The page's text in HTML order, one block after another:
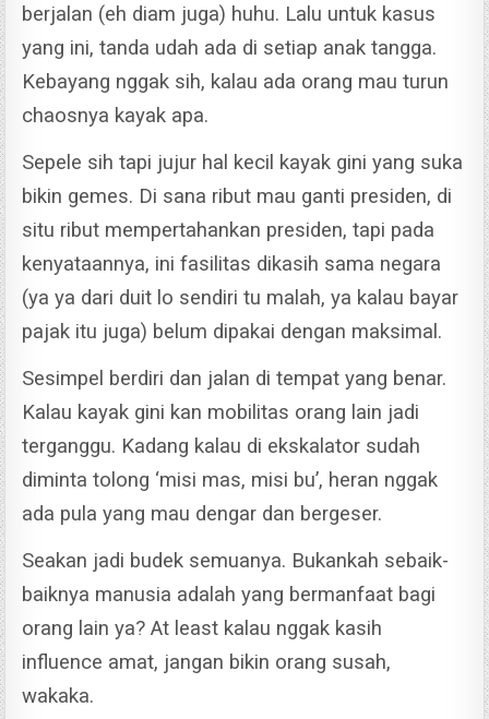
berjalan (eh diam juga) huhu. Lalu untuk kasus
yang ini, tanda udah ada di setiap anak tangga.
Kebayang nggak sih, kalau ada orang mau turun
chaosnya kayak apa.
Sepele sih tapi jujur hal kecil kayak gini yang suka
bikin gemes. Di sana ribut mau ganti presiden, di
situ ribut mempertahankan presiden, tapi pada
kenyataannya, ini fasilitas dikasih sama negara
(ya ya dari duit lo sendiri tu malah, ya kalau bayar
pajak itu juga) belum dipakai dengan maksimal.
Sesimpel berdiri dan jalan di tempat yang benar.
Kalau kayak gini kan mobilitas orang lain jadi
terganggu. Kadang kalau di ekskalator sudah
diminta tolong ‘misi mas, misi bu’, heran nggak
ada pula yang mau dengar dan bergeser.
Seakan jadi budek semuanya. Bukankah sebaik-
baiknya manusia adalah yang bermanfaat bagi
orang lain ya?At least kalau nggak kasih
influence amat, jangan bikin orang susah,
wakaka.